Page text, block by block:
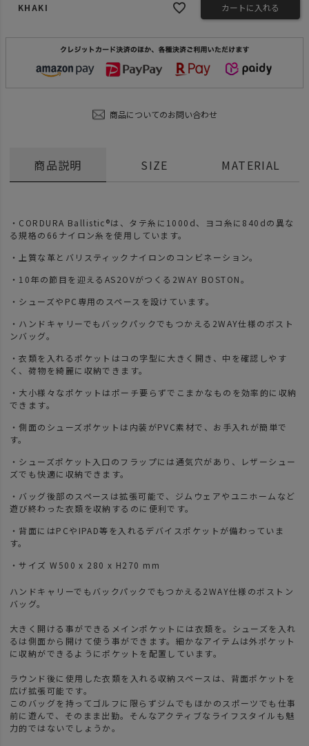
KHAKI カートに入れる
商品についてのお問い合わせ
商品説明
・CORDURA Ballistic®は、タテ糸に1000d、ヨコ糸に840dの異な
る規格の66ナイロン糸を使用しています。
・上質な革とバリスティックナイロンのコンビネーション。
・10年の節目を迎えるAS2OVがつくる2WAY BOSTON。
・シューズやPC専用のスペースを設けています。
・ハンドキャリーでもバックパックでもつかえる2WAY仕様のボスト
ンバッグ。
・衣類を入れるポケットはコの字型に大きく開き、中を確認しやす
く、荷物を綺麗に収納できます。
・大小様々なポケットはポーチ要らずでこまかなものを効率的に収納
できます。
・側面のシューズポケットは内装がPVC素材で、お手入れが簡単で
す。
・シューズポケット入口のフラップには通気穴があり、レザーシュー
ズでも快適に収納できます。
・バッグ後部のスペースは拡張可能で、ジムウェアやユニホームなど
遊び終わった衣類を収納するのに便利です。
・背面にはPCやIPAD等を入れるデバイスポケットが備わっていま
す。
・サイズ W500 x 280 x H270 mm
ハンドキャリーでもバックパックでもつかえる2WAY仕様のボストン
バッグ。
大きく開ける事ができるメインポケットには衣類を。シューズを入れ
るは側面から開けて使う事ができます。細かなアイテムは外ポケット
に収納ができるようにポケットを配置しています。
ラウンド後に使用した衣類を入れる収納スペースは、背面ポケットを
広げ拡張可能です。
このバッグを持ってゴルフに限らずジムでもほかのスポーツでも仕事
前に遊んで、そのまま出勤。そんなアクティブなライフスタイルも魅
力的ではないでしょうか。
SIZE MATERIAL